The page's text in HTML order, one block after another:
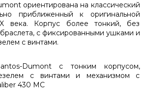
ориентирована на классический
приближенный к оригинальной
века. Корпус более тонкий, без
с фиксированными ушками и
с винтами.